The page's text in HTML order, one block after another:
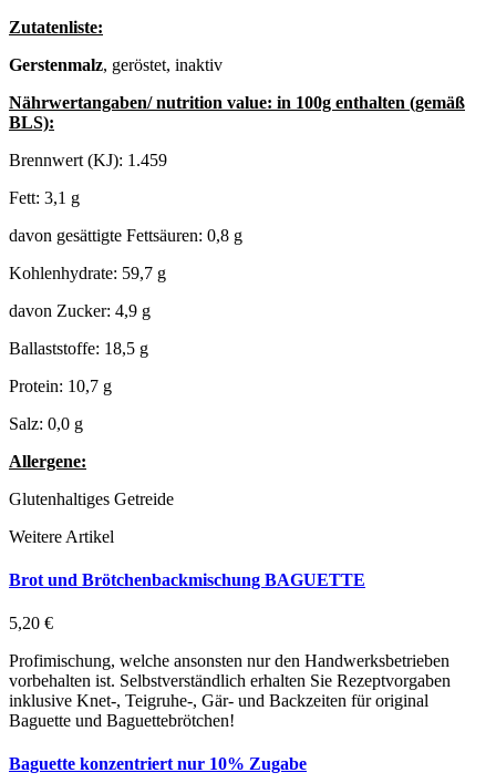
Zutatenliste:
Gerstenmalz, geröstet, inaktiv
Nährwertangaben/ nutrition value: in 100g enthalten (gemäß
BLS):
Brennwert (KJ): 1.459
Fett: 3,1 g
davon gesättigte Fettsäuren: 0,8 g
Kohlenhydrate: 59,7 g
davon Zucker: 4,9 g
Ballaststoffe: 18,5 g
Protein: 10,7 g
Salz: 0,0 g
Allergene:
Glutenhaltiges Getreide
Weitere Artikel
Brot und Brötchenbackmischung BAGUETTE
5,20 €
Profimischung, welche ansonsten nur den Handwerksbetrieben
vorbehalten ist. Selbstverständlich erhalten Sie Rezeptvorgaben
inklusive Knet-, Teigruhe-, Gär- und Backzeiten für original
Baguette und Baguettebrötchen!
Baguette konzentriert nur 10% Zugabe